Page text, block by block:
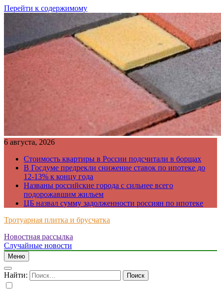
Перейти к содержимому
6 августа, 2026
Стоимость квартиры в России подсчитали в борщах
В Госдуме предрекли снижение ставок по ипотеке до
12-13% к концу года
Названы российские города с сильнее всего
подорожавшим жильем
ЦБ назвал сумму задолженности россиян по ипотеке
Тротуарная плитка и брусчатка
Just another WordPress site
Новостная рассылка
Случайные новости
Меню
Найти: